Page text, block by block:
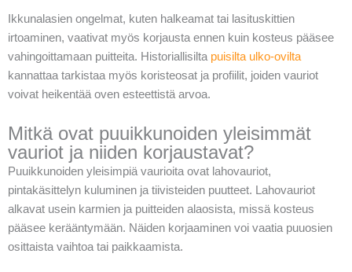
Ikkunalasien ongelmat, kuten halkeamat tai lasituskittien
irtoaminen, vaativat myös korjausta ennen kuin kosteus pääsee
vahingoittamaan puitteita. Historiallisilta puisilta ulko-ovilta
kannattaa tarkistaa myös koristeosat ja profiilit, joiden vauriot
voivat heikentää oven esteettistä arvoa.
Mitkä ovat puuikkunoiden yleisimmät
vauriot ja niiden korjaustavat?
Puuikkunoiden yleisimpiä vaurioita ovat lahovauriot,
pintakäsittelyn kuluminen ja tiivisteiden puutteet. Lahovauriot
alkavat usein karmien ja puitteiden alaosista, missä kosteus
pääsee kerääntymään. Näiden korjaaminen voi vaatia puuosien
osittaista vaihtoa tai paikkaamista.